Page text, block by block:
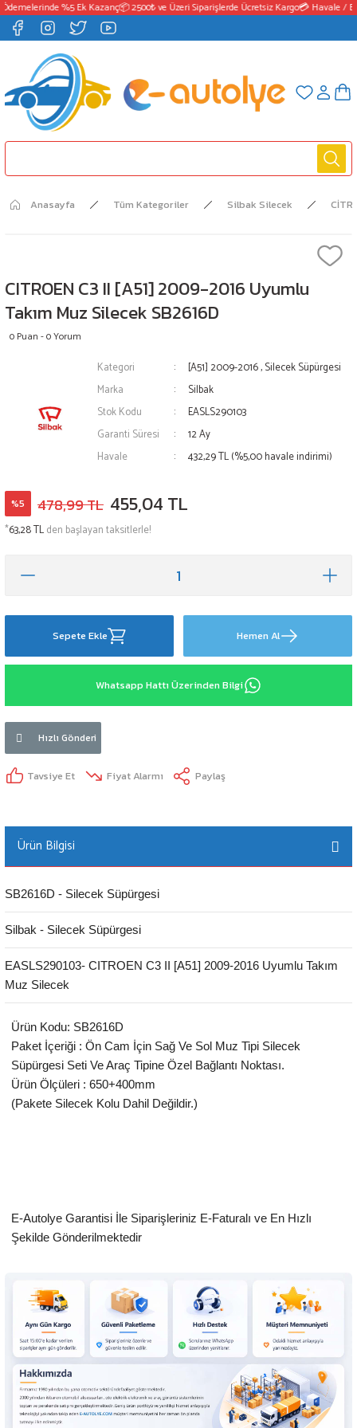
%5 Ek Kazanç📦 2500₺ ve Üzeri Siparişlerde Ücretsiz Kargo💳 Havale /
Anasayfa Tüm Kategoriler Silbak Silecek
CITROEN C3 II [A51] 2009-2016 Uyumlu
Takım Muz Silecek SB2616D
0 Puan - 0 Yorum
Kategori [A51] 2009-2016,Silecek Süpürgesi
Marka
Silbak
Stok Kodu
EASLS290103
Garanti Süresi
12 Ay
Havale
432,29 TL (%5,00 havale indirimi)
%5 478,99 TL 455,04 TL
*63,28 TLden başlayan taksitlerle!
Sepete Ekle Hemen Al
Whatsapp Hattı Üzerinden Bilgi
Hızlı Gönderi
Tavsiye Et Fiyat Alarmı Paylaş
Ürün Bilgisi
SB2616D - Silecek Süpürgesi
Silbak - Silecek Süpürgesi
EASLS290103- CITROEN C3 II [A51] 2009-2016 Uyumlu Takım
Muz Silecek
Ürün Kodu: SB2616D
Paket İçeriği : Ön Cam İçin Sağ Ve Sol Muz Tipi Silecek
Süpürgesi Seti Ve Araç Tipine Özel Bağlantı Noktası.
Ürün Ölçüleri : 650+400mm
(Pakete Silecek Kolu Dahil Değildir.)
E-Autolye Garantisi İle Siparişleriniz E-Faturalı ve En Hızlı
Şekilde Gönderilmektedir